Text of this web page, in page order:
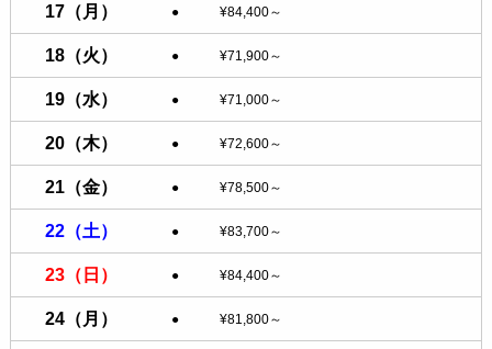
17 （月） ● ¥84,400～
18 （火） ● ¥71,900～
19 （水） ● ¥71,000～
20 （木） ● ¥72,600～
21 （金） ● ¥78,500～
22 （土） ● ¥83,700～
23 （日） ● ¥84,400～
24 （月） ● ¥81,800～